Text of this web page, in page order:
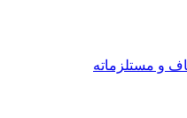
و مستلزماته